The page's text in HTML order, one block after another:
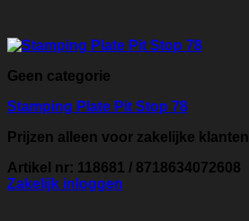
Geen categorie
Stamping Plate Pit Stop 78
Prijzen alleen voor zakelijke klanten
Artikel nr: 118681 / 8718634072608
Zakelijk inloggen